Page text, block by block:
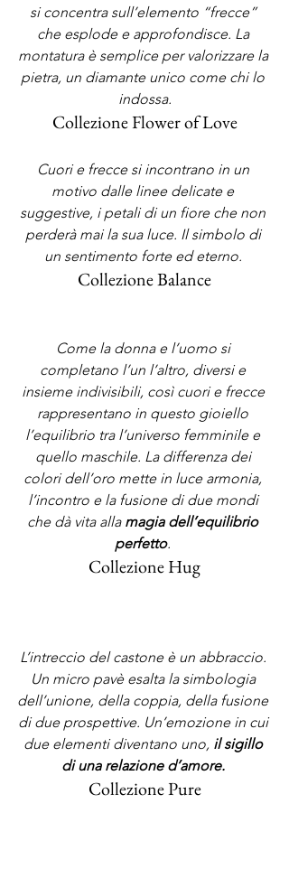
si concentra sull’elemento “frecce”
che esplode e approfondisce. La
montatura è semplice per valorizzare la
pietra, un diamante unico come chi lo
indossa.
Collezione Flower of Love
Cuori e frecce si incontrano in un
motivo dalle linee delicate e
suggestive, i petali di un fiore che non
perderà mai la sua luce. Il simbolo di
un sentimento forte ed eterno.
Collezione Balance
Come la donna e l’uomo si
completano l’un l’altro, diversi e
insieme indivisibili, così cuori e frecce
rappresentano in questo gioiello
l’equilibrio tra l’universo femminile e
quello maschile. La differenza dei
colori dell’oro mette in luce armonia,
l’incontro e la fusione di due mondi
che dà vita alla magia dell’equilibrio
perfetto.
Collezione Hug
L’intreccio del castone è un abbraccio.
Un micro pavè esalta la simbologia
dell’unione, della coppia, della fusione
di due prospettive. Un’emozione in cui
due elementi diventano uno, il sigillo
di una relazione d’amore.
Collezione Pure